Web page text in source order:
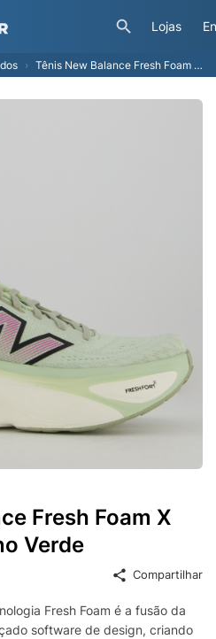
Lojas
Tênis New Balance Fresh Foam X More V5 Feminino Verde
Fresh Foam X
Verde
Compartilhar
Fresh Foam é a fusão da
software de design, criando